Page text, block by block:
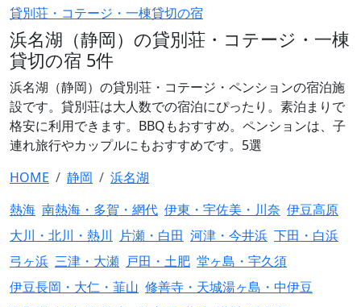
貸別荘・コテージ・一棟貸切の宿
浜名湖（静岡）の貸別荘・コテージ・一棟
貸切の宿 5件
浜名湖（静岡）の貸別荘・コテージ・ペンションの宿泊施
設です。貸別荘は大人数での宿泊にぴったり。素泊まりで
格安に利用できます。BBQもおすすめ。ペンションは、子
連れ旅行やカップルにもおすすめです。5選
HOME
静岡
浜名湖
熱海 南熱海・多賀・網代 伊東・宇佐美・川奈 伊豆高原
大川・北川・熱川 片瀬・白田 河津・今井浜 下田・白浜
弓ヶ浜 三津・大瀬 戸田・土肥 堂ヶ島・宇久須
伊豆長岡・大仁・韮山 修善寺・天城湯ヶ島・中伊豆